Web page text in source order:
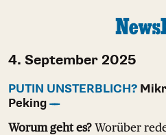
4. September 2025
PUTIN UNSTERBLICH?
Peking
Worum geht es? Worüber